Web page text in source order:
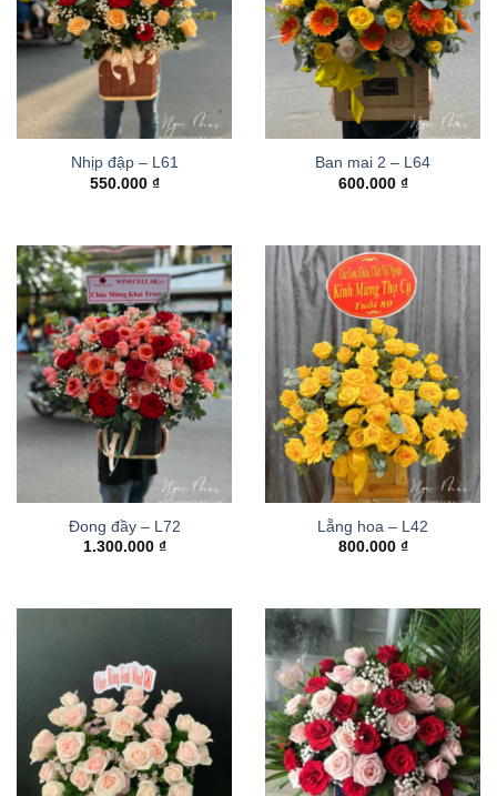
Nhịp đập – L61
550.000 ₫
Ban mai 2 – L64
600.000 ₫
Đong đầy – L72
1.300.000 ₫
Lẵng hoa – L42
800.000 ₫